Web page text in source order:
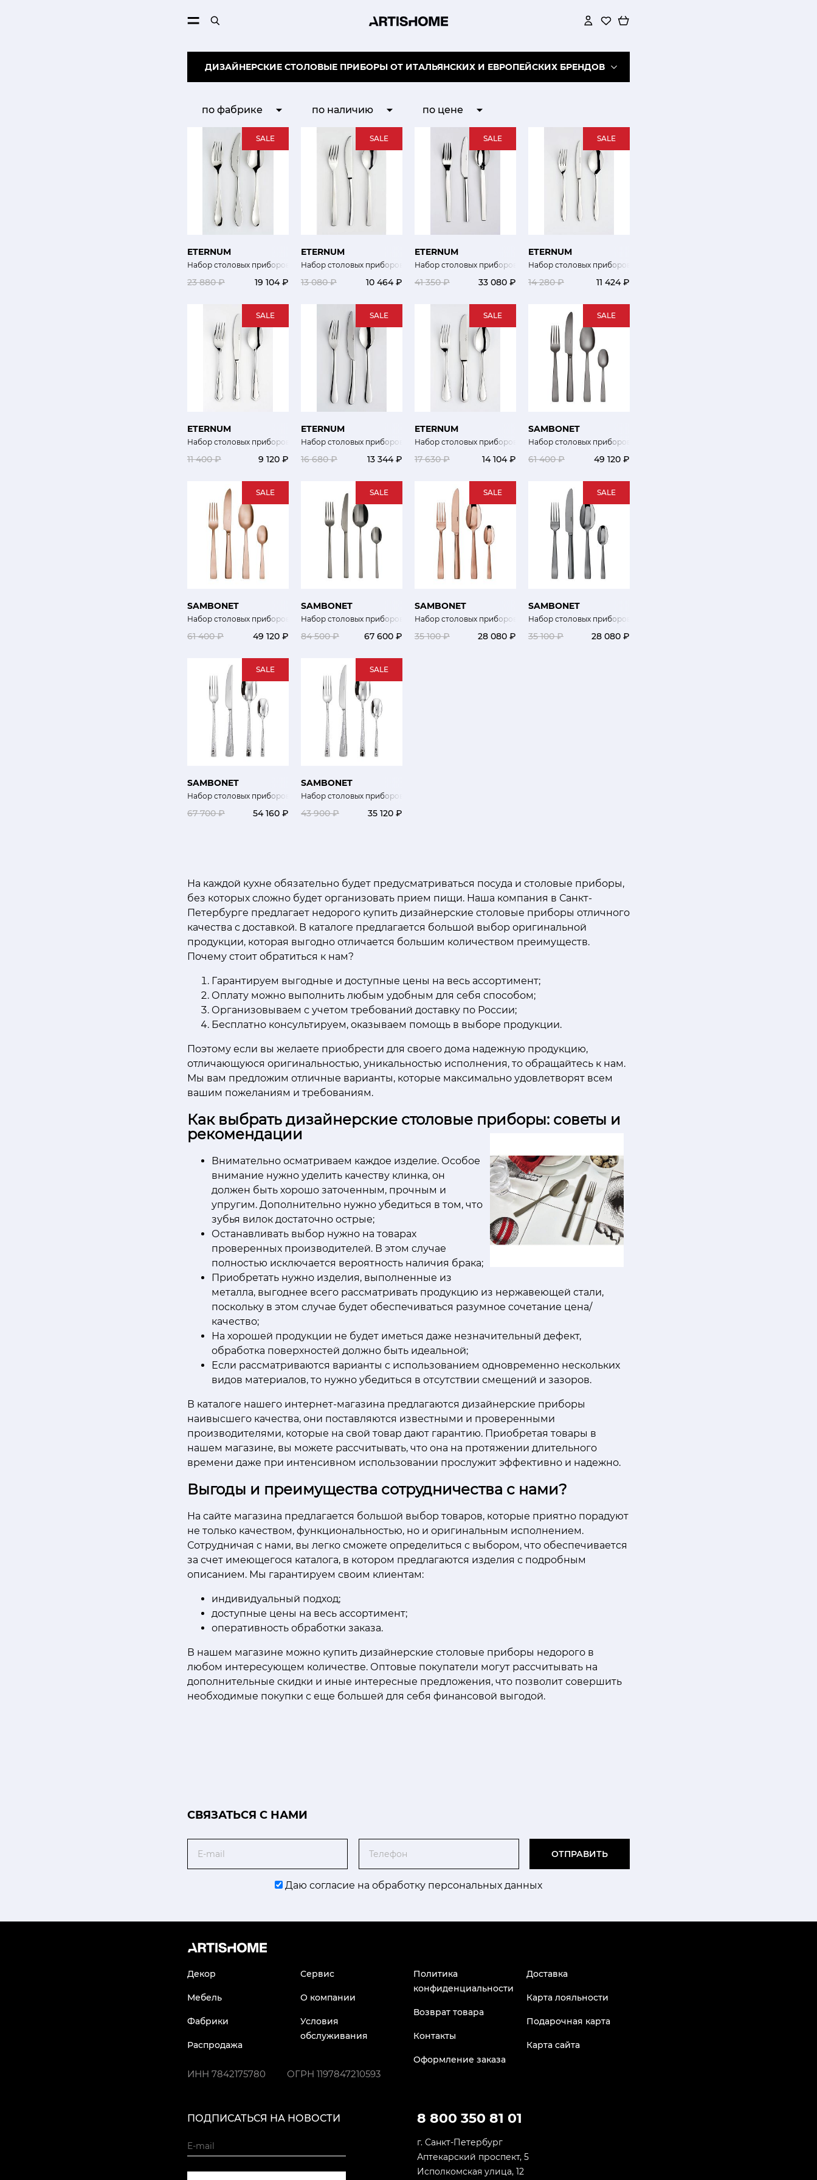
ДИЗАЙНЕРСКИЕ СТОЛОВЫЕ ПРИБОРЫ ОТ ИТАЛЬЯНСКИХ И ЕВРОПЕЙСКИХ БРЕНДОВ
по фабрике по наличию по цене
SALE
ETERNUM
Набор столовых приборов Осло 24 шт
23 880 ₽ 19 104 ₽
SALE
ETERNUM
Набор столовых приборов Неаполь 24 шт
13 080 ₽ 10 464 ₽
SALE
ETERNUM
Набор столовых приборов Моно Галактика 50 шт
41 350 ₽ 33 080 ₽
SALE
ETERNUM
Набор столовых приборов Милан 24 шт
14 280 ₽ 11 424 ₽
SALE
ETERNUM
Набор столовых приборов Ингрезе 24 шт
11 400 ₽ 9 120 ₽
SALE
ETERNUM
Набор столовых приборов Аскот 24 шт
16 680 ₽ 13 344 ₽
SALE
ETERNUM
Набор столовых приборов Ансер 24 шт
17 630 ₽ 14 104 ₽
SALE
SAMBONET
Набор столовых приборов 24 шт.
61 400 ₽ 49 120 ₽
SALE
SAMBONET
Набор столовых приборов 24 шт.
61 400 ₽ 49 120 ₽
SALE
SAMBONET
Набор столовых приборов 24 шт.
84 500 ₽ 67 600 ₽
SALE
SAMBONET
Набор столовых приборов 24 шт.
35 100 ₽ 28 080 ₽
SALE
SAMBONET
Набор столовых приборов 24 шт.
35 100 ₽ 28 080 ₽
SALE
SAMBONET
Набор столовых приборов
67 700 ₽ 54 160 ₽
SALE
SAMBONET
Набор столовых приборов
43 900 ₽ 35 120 ₽
На каждой кухне обязательно будет предусматриваться посуда и столовые приборы,
без которых сложно будет организовать прием пищи. Наша компания в Санкт-
Петербурге предлагает недорого купить дизайнерские столовые приборы отличного
качества с доставкой. В каталоге предлагается большой выбор оригинальной
продукции, которая выгодно отличается большим количеством преимуществ.
Почему стоит обратиться к нам?
Гарантируем выгодные и доступные цены на весь ассортимент;
Оплату можно выполнить любым удобным для себя способом;
Организовываем с учетом требований доставку по России;
Бесплатно консультируем, оказываем помощь в выборе продукции.
Поэтому если вы желаете приобрести для своего дома надежную продукцию,
отличающуюся оригинальностью, уникальностью исполнения, то обращайтесь к нам.
Мы вам предложим отличные варианты, которые максимально удовлетворят всем
вашим пожеланиям и требованиям.
Как выбрать дизайнерские столовые приборы: советы и
рекомендации
Внимательно осматриваем каждое изделие. Особое
внимание нужно уделить качеству клинка, он
должен быть хорошо заточенным, прочным и
упругим. Дополнительно нужно убедиться в том, что
зубья вилок достаточно острые;
Останавливать выбор нужно на товарах
проверенных производителей. В этом случае
полностью исключается вероятность наличия брака;
Приобретать нужно изделия, выполненные из
металла, выгоднее всего рассматривать продукцию из нержавеющей стали,
поскольку в этом случае будет обеспечиваться разумное сочетание цена/
качество;
На хорошей продукции не будет иметься даже незначительный дефект,
обработка поверхностей должно быть идеальной;
Если рассматриваются варианты с использованием одновременно нескольких
видов материалов, то нужно убедиться в отсутствии смещений и зазоров.
В каталоге нашего интернет-магазина предлагаются дизайнерские приборы
наивысшего качества, они поставляются известными и проверенными
производителями, которые на свой товар дают гарантию. Приобретая товары в
нашем магазине, вы можете рассчитывать, что она на протяжении длительного
времени даже при интенсивном использовании прослужит эффективно и надежно.
Выгоды и преимущества сотрудничества с нами?
На сайте магазина предлагается большой выбор товаров, которые приятно порадуют
не только качеством, функциональностью, но и оригинальным исполнением.
Сотрудничая с нами, вы легко сможете определиться с выбором, что обеспечивается
за счет имеющегося каталога, в котором предлагаются изделия с подробным
описанием. Мы гарантируем своим клиентам:
индивидуальный подход;
доступные цены на весь ассортимент;
оперативность обработки заказа.
В нашем магазине можно купить дизайнерские столовые приборы недорого в
любом интересующем количестве. Оптовые покупатели могут рассчитывать на
дополнительные скидки и иные интересные предложения, что позволит совершить
необходимые покупки с еще большей для себя финансовой выгодой.
CВЯЗАТЬСЯ С НАМИ
ОТПРАВИТЬ
Даю согласие на обработку персональных данных
Декор
Мебель
Фабрики
Распродажа
Сервис
О компании
Условия
обслуживания
Политика
конфиденциальности
Возврат товара
Контакты
Оформление заказа
Доставка
Карта лояльности
Подарочная карта
Карта сайта
ИНН 7842175780 ОГРН 1197847210593
8 800 350 81 01
г. Санкт-Петербург
Аптекарский проспект, 5
Исполкомская улица, 12
ПОДПИСАТЬСЯ НА НОВОСТИ